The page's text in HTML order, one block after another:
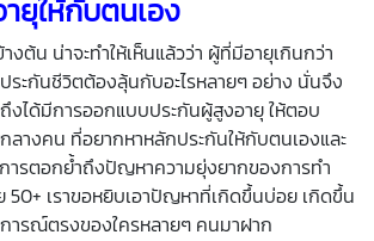
ยุให้กับตนเอง
ต้น น่าจะทำให้เห็นแล้วว่า ผู้ที่มีอายุเกินกว่า
ระกันชีวิตต้องลุ้นกับอะไรหลายๆ อย่าง นั่นจึง
งได้มีการออกแบบประกันผู้สูงอายุให้ตอบ
างคน ที่อยากหาหลักประกันให้กับตนเองและ
ารตอกย้ำถึงปัญหาความยุ่งยากของการทำ
50+ เราขอหยิบเอาปัญหาที่เกิดขึ้นบ่อย เกิดขึ้น
ารณ์ตรงของใครหลายๆ คนมาฝาก